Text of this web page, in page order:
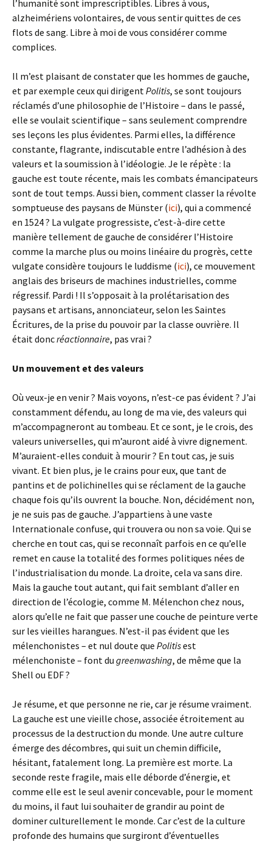
l’humanité sont imprescriptibles. Libres à vous,
alzheimériens volontaires, de vous sentir quittes de ces
flots de sang. Libre à moi de vous considérer comme
complices.
Il m’est plaisant de constater que les hommes de gauche,
et par exemple ceux qui dirigentPolitis, se sont toujours
réclamés d’une philosophie de l’Histoire – dans le passé,
elle se voulait scientifique – sans seulement comprendre
ses leçons les plus évidentes. Parmi elles, la différence
constante, flagrante, indiscutable entre l’adhésion à des
valeurs et la soumission à l’idéologie. Je le répète : la
gauche est toute récente, mais les combats émancipateurs
sont de tout temps. Aussi bien, comment classer la révolte
somptueuse des paysans de Münster (ici), qui a commencé
en 1524 ? La vulgate progressiste, c’est-à-dire cette
manière tellement de gauche de considérer l’Histoire
comme la marche plus ou moins linéaire du progrès, cette
vulgate considère toujours le luddisme (ici), ce mouvement
anglais des briseurs de machines industrielles, comme
régressif. Pardi ! Il s’opposait à la prolétarisation des
paysans et artisans, annonciateur, selon les Saintes
Écritures, de la prise du pouvoir par la classe ouvrière. Il
était doncréactionnaire, pas vrai ?
Un mouvement et des valeurs
Où veux-je en venir ? Mais voyons, n’est-ce pas évident ? J’ai
constamment défendu, au long de ma vie, des valeurs qui
m’accompagneront au tombeau. Et ce sont, je le crois, des
valeurs universelles, qui m’auront aidé à vivre dignement.
M’auraient-elles conduit à mourir ? En tout cas, je suis
vivant. Et bien plus, je le crains pour eux, que tant de
pantins et de polichinelles qui se réclament de la gauche
chaque fois qu’ils ouvrent la bouche. Non, décidément non,
je ne suis pas de gauche. J’appartiens à une vaste
Internationale confuse, qui trouvera ou non sa voie. Qui se
cherche en tout cas, qui se reconnaît parfois en ce qu’elle
remet en cause la totalité des formes politiques nées de
l’industrialisation du monde. La droite, cela va sans dire.
Mais la gauche tout autant, qui fait semblant d’aller en
direction de l’écologie, comme M. Mélenchon chez nous,
alors qu’elle ne fait que passer une couche de peinture verte
sur les vieilles harangues. N’est-il pas évident que les
mélenchonistes – et nul doute que Politisest
mélenchoniste – font du greenwashing, de même que la
Shell ou EDF ?
Je résume, et que personne ne rie, car je résume vraiment.
La gauche est une vieille chose, associée étroitement au
processus de la destruction du monde. Une autre culture
émerge des décombres, qui suit un chemin difficile,
hésitant, fatalement long. La première est morte. La
seconde reste fragile, mais elle déborde d’énergie, et
comme elle est le seul avenir concevable, pour le moment
du moins, il faut lui souhaiter de grandir au point de
dominer culturellement le monde. Car c’est de la culture
profonde des humains que surgiront d’éventuelles